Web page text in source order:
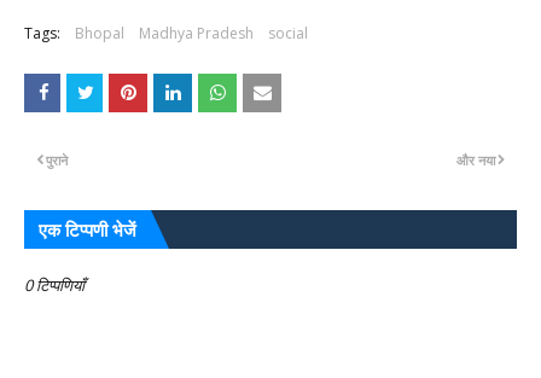
Tags: Bhopal Madhya Pradesh social
और नया
पुराने
एक टिप्पणी भेजें
0 टिप्पणियाँ